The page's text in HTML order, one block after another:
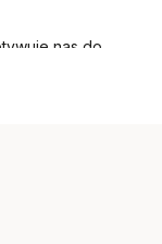
nas do